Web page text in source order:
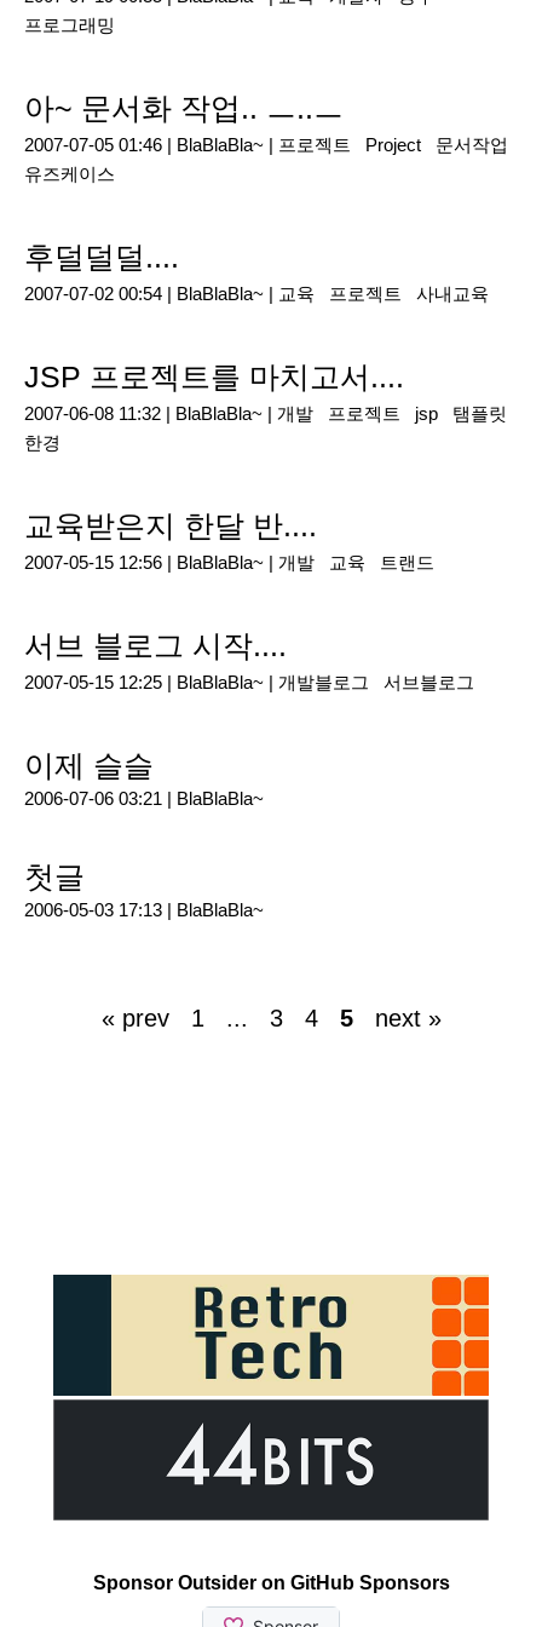
프로그래밍
아~ 문서화 작업.. ㅡ..ㅡ
2007-07-05 01:46 | BlaBlaBla~ | 프로젝트 Project
문서작업
유즈케이스
후덜덜덜....
2007-07-02 00:54 | BlaBlaBla~ | 교육 프로젝트 사내교육
JSP 프로젝트를 마치고서....
2007-06-08 11:32 | BlaBlaBla~ | 개발 프로젝트 jsp
탬플릿
한경
교육받은지 한달 반....
2007-05-15 12:56 | BlaBlaBla~ | 개발 교육 트랜드
서브 블로그 시작....
2007-05-15 12:25 | BlaBlaBla~ | 개발블로그 서브블로그
이제 슬슬
2006-07-06 03:21 | BlaBlaBla~
첫글
2006-05-03 17:13 | BlaBlaBla~
« prev 1 ... 3 4 5 next »
Sponsor Outsider on GitHub Sponsors